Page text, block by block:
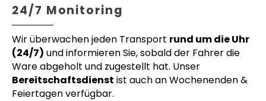
24/7 Monitoring
Wir überwachen jeden Transport rund um die Uhr
(24/7) und informieren Sie, sobald der Fahrer die
Ware abgeholt und zugestellt hat. Unser
Bereitschaftsdienst ist auch an Wochenenden &
Feiertagen verfügbar.